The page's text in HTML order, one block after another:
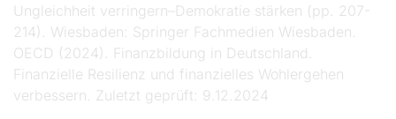
Ungleichheit verringern–Demokratie stärken (pp. 207-
214). Wiesbaden: Springer Fachmedien Wiesbaden.
OECD (2024). Finanzbildung in Deutschland.
Finanzielle Resilienz und finanzielles Wohlergehen
verbessern. Zuletzt geprüft: 9.12.2024